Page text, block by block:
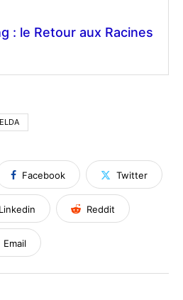
: le Retour aux Racines
Facebook Twitter
Linkedin Reddit
Email